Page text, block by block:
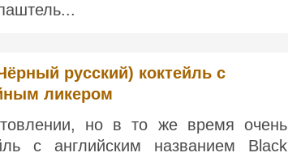
русский) коктейль с
ликером
но в то же время очень
с английским названием Black